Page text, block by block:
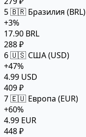
5🇧🇷 Бразилия (BRL)
+3%
17.90 BRL
288 ₽
6🇺🇸 США (USD)
+47%
4.99 USD
409 ₽
7🇪🇺 Европа (EUR)
+60%
4.99 EUR
448 ₽